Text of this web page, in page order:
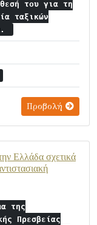
του για τη
ταξικών
Προβολή
Ελλάδα σχετικά
της
Πρεσβείας